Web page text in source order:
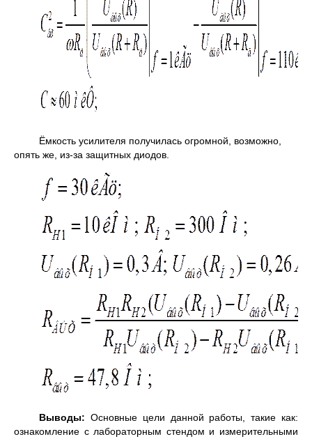
Ёмкость усилителя получилась огромной, возможно,
опять же, из-за защитных диодов.
Выводы: Основные цели данной работы, такие как:
ознакомление с лабораторным стендом и измерительными